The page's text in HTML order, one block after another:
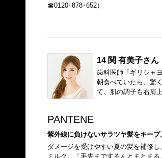
☎0120･878･652）
14 関 有美子さん
歯科医師「ギリシャ
朝食べていたら、驚
て、肌の調子も右肩
PANTENE
紫外線に負けないサラツヤ髪をキープ。
ダメージを受けやすい夏の髪を補修
ミルク。「毛先までするんとまとま